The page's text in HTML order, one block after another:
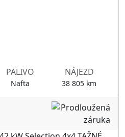
PALIVO
Nafta
NÁJEZD
38 805 km